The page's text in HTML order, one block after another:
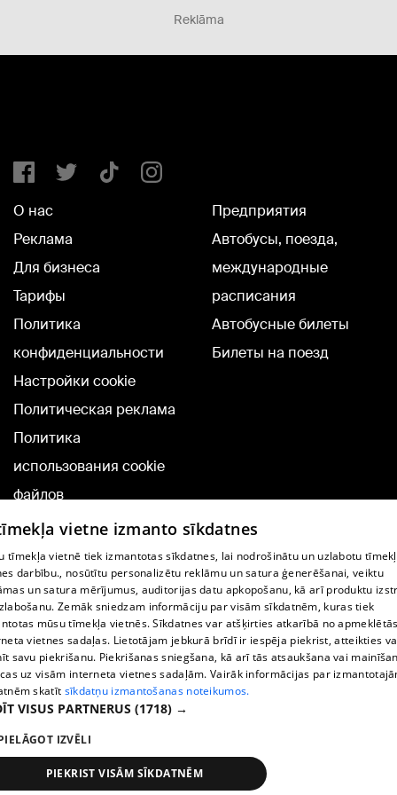
Reklāma
О нас
Реклама
Для бизнеса
Тарифы
Политика
конфиденциальности
Настройки cookie
Политическая реклама
Политика
использования cookie
файлов
Добавление
комментариев
Предприятия
Автобусы, поезда,
международные
расписания
Автобусные билеты
Билеты на поезд
TВ-программа
Условия договора
360 Ziņu kontakti
Helio Media
Служба помощи портала: э-почта -
All rights reserved.
vietne izmanto sīkdatnes
tīmekļa vietnē tiek izmantotas sīkdatnes, lai nodrošinātu un uzlabotu
darbību., nosūtītu personalizētu reklāmu un satura ģenerēšanai, veiktu
un satura mērījumus, auditorijas datu apkopošanu, kā arī produktu
Zemāk sniedzam informāciju par visām sīkdatnēm, kuras tiek
mūsu tīmekļa vietnēs. Sīkdatnes var atšķirties atkarībā no
vietnes sadaļas. Lietotājam jebkurā brīdī ir iespēja piekrist, atteikties
savu piekrišanu. Piekrišanas sniegšana, kā arī tās atsaukšana vai
uz visām interneta vietnes sadaļām. Vairāk informācijas par
skatīt sīkdatņu izmantošanas noteikumos.
VISUS PARTNERUS (1718) →
IZVĒLI
PIEKRIST VISĀM SĪKDATNĒM